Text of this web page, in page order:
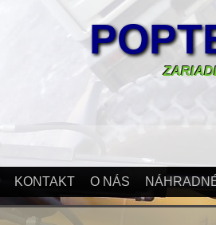
KONTAKT O NÁS